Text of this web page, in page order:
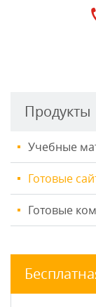
Продукты
Учебные
Готовые
Готовые